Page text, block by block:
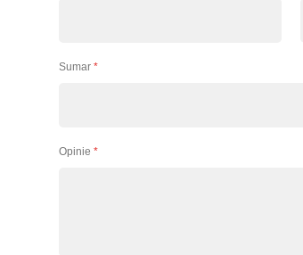
Sumar
Opinie